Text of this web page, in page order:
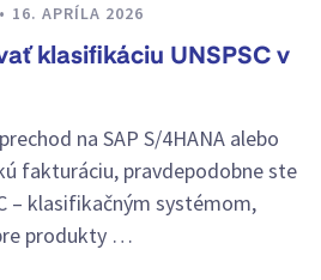
16. APRÍLA 2026
klasifikáciu UNSPSC v
na SAP S/4HANA alebo
fakturáciu, pravdepodobne ste
– klasifikačným systémom,
produkty …